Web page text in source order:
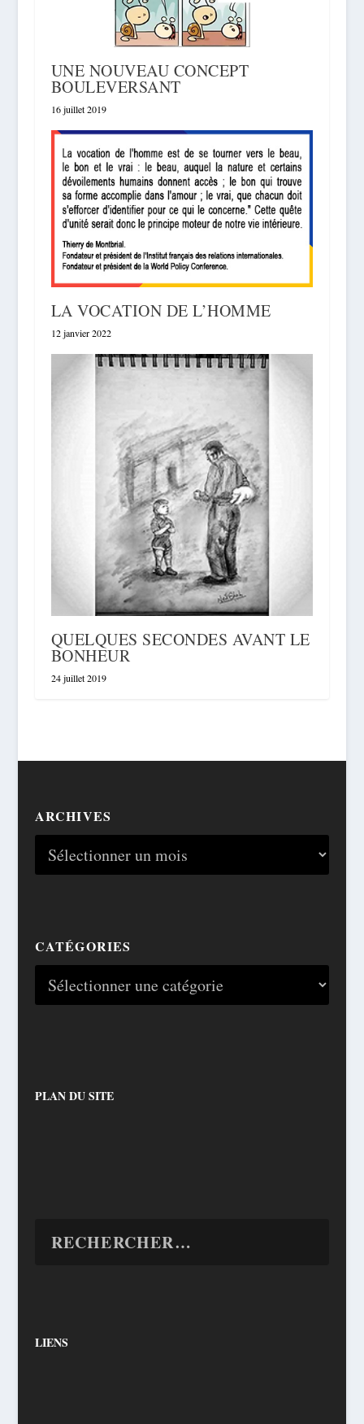
UNE NOUVEAU CONCEPT
BOULEVERSANT
16 juillet 2019
LA VOCATION DE L’HOMME
12 janvier 2022
QUELQUES SECONDES AVANT LE
BONHEUR
24 juillet 2019
ARCHIVES
CATÉGORIES
PLAN DU SITE
LIENS